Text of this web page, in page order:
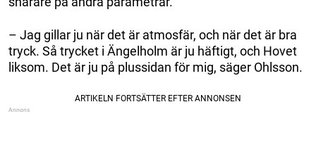
– Jag gillar ju när det är atmosfär, och när det är bra
tryck. Så trycket i Ängelholm är ju häftigt, och Hovet
liksom. Det är ju på plussidan för mig, säger Ohlsson.